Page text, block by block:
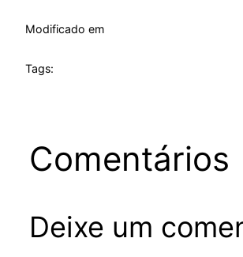
Modificado em
Tags:
Comentários
Deixe um